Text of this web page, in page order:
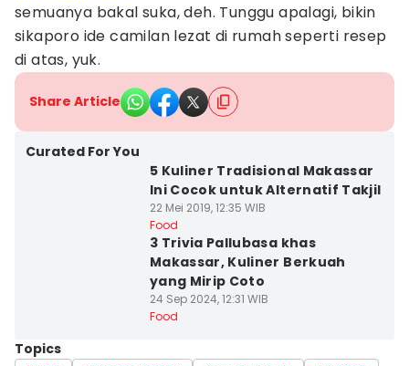
semuanya bakal suka, deh. Tunggu apalagi, bikin
sikaporo ide camilan lezat di rumah seperti resep
di atas, yuk.
Share Article
Curated For You
5 Kuliner Tradisional Makassar
Ini Cocok untuk Alternatif Takjil
22 Mei 2019, 12:35 WIB
Food
3 Trivia Pallubasa khas
Makassar, Kuliner Berkuah
yang Mirip Coto
24 Sep 2024, 12:31 WIB
Food
Topics